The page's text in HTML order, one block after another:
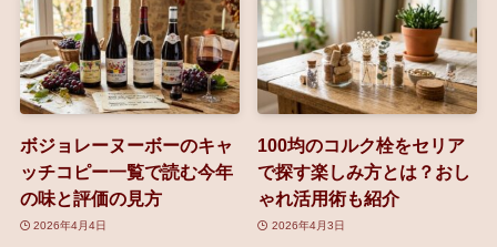
ボジョレーヌーボーのキャ
ッチコピー一覧で読む今年
の味と評価の見方
2026年4月4日
100均のコルク栓をセリア
で探す楽しみ方とは？おし
ゃれ活用術も紹介
2026年4月3日